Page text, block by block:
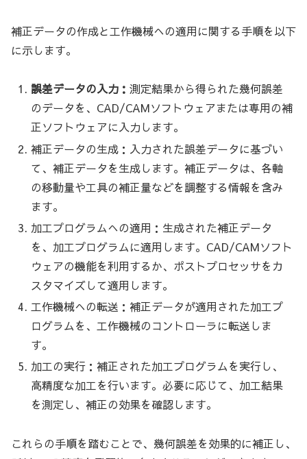
補正データの作成と工作機械への適用に関する手順を以下
に示します。
誤差データの入力：測定結果から得られた幾何誤差
のデータを、CAD/CAMソフトウェアまたは専用の補
正ソフトウェアに入力します。
補正データの生成：入力された誤差データに基づい
て、補正データを生成します。補正データは、各軸
の移動量や工具の補正量などを調整する情報を含み
ます。
加工プログラムへの適用：生成された補正データ
を、加工プログラムに適用します。CAD/CAMソフト
ウェアの機能を利用するか、ポストプロセッサをカ
スタマイズして適用します。
工作機械への転送：補正データが適用された加工プ
ログラムを、工作機械のコントローラに転送しま
す。
加工の実行：補正された加工プログラムを実行し、
高精度な加工を行います。必要に応じて、加工結果
を測定し、補正の効果を確認します。
これらの手順を踏むことで、幾何誤差を効果的に補正し、